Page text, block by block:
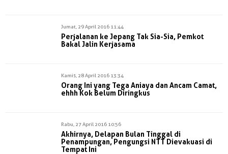
Jumat, 29 April 2016 11:44
Perjalanan ke Jepang Tak Sia-Sia, Pemkot
Bakal Jalin Kerjasama
Kamis, 28 April 2016 13:34
Orang Ini yang Tega Aniaya dan Ancam Camat,
ehhh Kok Belum Diringkus
Rabu, 27 April 2016 10:56
Akhirnya, Delapan Bulan Tinggal di
Penampungan, Pengungsi NTT Dievakuasi di
Tempat Ini